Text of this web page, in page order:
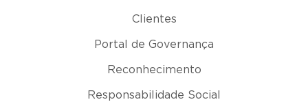
Clientes
Portal de Governança
Reconhecimento
Responsabilidade Social